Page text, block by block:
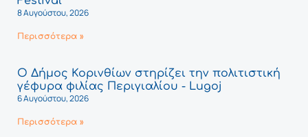
8 Αυγούστου, 2026
Περισσότερα »
Ο Δήμος Κορινθίων στηρίζει την πολιτιστική
γέφυρα φιλίας Περιγιαλίου - Lugoj
6 Αυγούστου, 2026
Περισσότερα »